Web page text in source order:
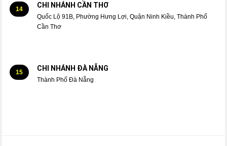
14 CHI NHÁNH CẦN THƠ
Quốc Lộ 91B, Phường Hưng Lợi, Quận Ninh Kiều, Thành Phố
Cần Thơ
15 CHI NHÁNH ĐÀ NẴNG
Thành Phố Đà Nẵng